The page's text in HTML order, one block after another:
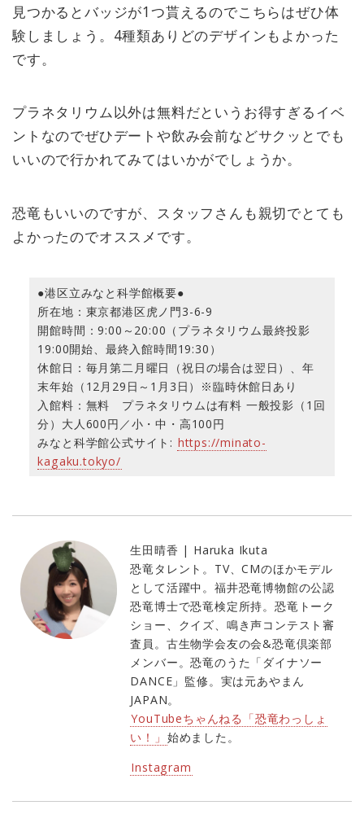
見つかるとバッジが1つ貰えるのでこちらはぜひ体
験しましょう。4種類ありどのデザインもよかった
です。
プラネタリウム以外は無料だというお得すぎるイベ
ントなのでぜひデートや飲み会前などサクッとでも
いいので行かれてみてはいかがでしょうか。
恐竜もいいのですが、スタッフさんも親切でとても
よかったのでオススメです。
●港区立みなと科学館概要●
所在地：東京都港区虎ノ門3-6-9
開館時間：9:00～20:00（プラネタリウム最終投影
19:00開始、最終入館時間19:30）
休館日：毎月第二月曜日（祝日の場合は翌日）、年
末年始（12月29日～1月3日）※臨時休館日あり
入館料：無料 プラネタリウムは有料 一般投影（1回
分）大人600円／小・中・高100円
みなと科学館公式サイト: https://minato-
kagaku.tokyo/
生田晴香 | Haruka Ikuta
恐竜タレント。TV、CMのほかモデル
として活躍中。福井恐竜博物館の公認
恐竜博士で恐竜検定所持。恐竜トーク
ショー、クイズ、鳴き声コンテスト審
査員。古生物学会友の会&恐竜倶楽部
メンバー。恐竜のうた「ダイナソー
DANCE」監修。実は元あやまん
JAPAN。
YouTubeちゃんねる「恐竜わっしょ
い！」 始めました。
Instagram